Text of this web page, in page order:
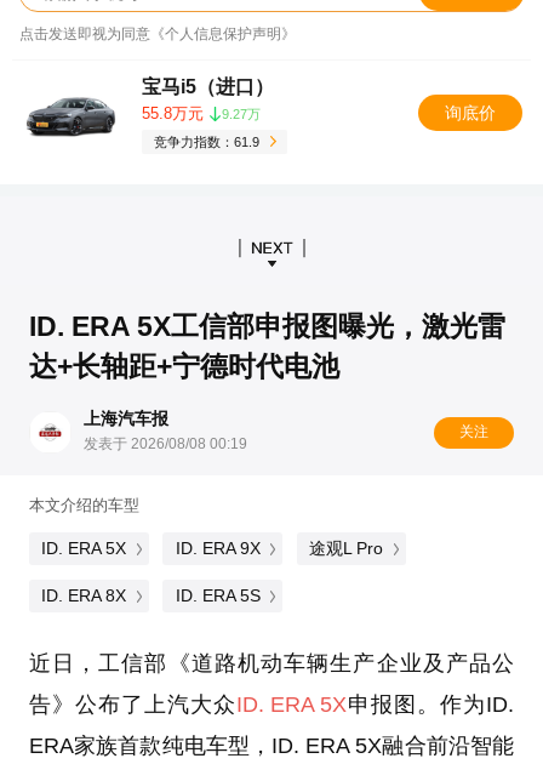
点击发送即视为同意《个人信息保护声明》
宝马i5（进口）
55.8万元
9.27万
竞争力指数：61.9
询底价
ID. ERA 5X工信部申报图曝光，激光雷
达+长轴距+宁德时代电池
上海汽车报
发表于 2026/08/08 00:19
关注
本文介绍的车型
ID. ERA 5X ID. ERA 9X 途观L Pro
ID. ERA 8X ID. ERA 5S
近日，工信部《道路机动车辆生产企业及产品公
告》公布了上汽大众ID. ERA 5X申报图。作为ID.
ERA家族首款纯电车型，ID. ERA 5X融合前沿智能